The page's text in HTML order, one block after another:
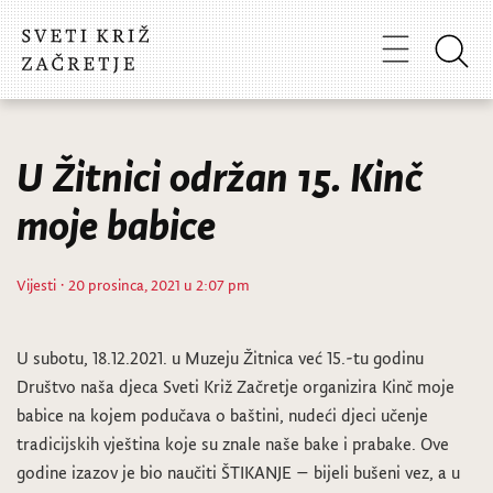
U Žitnici održan 15. Kinč
moje babice
Vijesti · 20 prosinca, 2021 u 2:07 pm
U subotu, 18.12.2021. u Muzeju Žitnica već 15.-tu godinu
Društvo naša djeca Sveti Križ Začretje organizira Kinč moje
babice na kojem podučava o baštini, nudeći djeci učenje
tradicijskih vještina koje su znale naše bake i prabake. Ove
godine izazov je bio naučiti ŠTIKANJE – bijeli bušeni vez, a u